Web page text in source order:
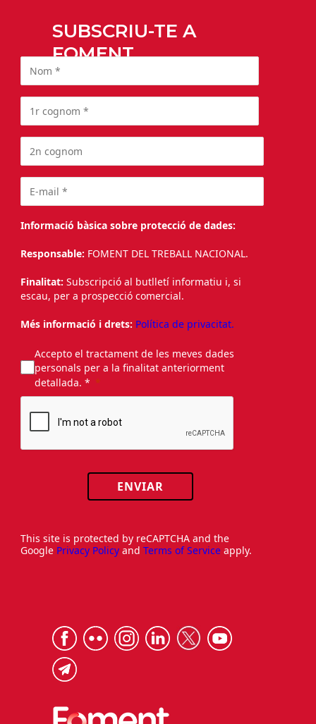
SUBSCRIU-TE A
FOMENT
Informació bàsica sobre protecció de dades:
Responsable: FOMENT DEL TREBALL NACIONAL.
Finalitat: Subscripció al butlletí informatiu i, si
escau, per a prospecció comercial.
Més informació i drets: Política de privacitat.
Accepto el tractament de les meves dades
personals per a la finalitat anteriorment
detallada. *
ENVIAR
This site is protected by reCAPTCHA and the
Google Privacy Policy and Terms of Service apply.